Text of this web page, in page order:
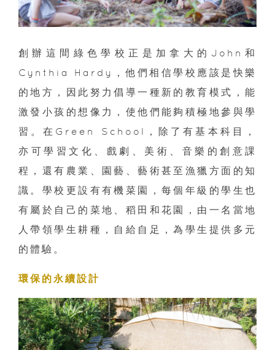
創辦這間綠色學校正是加拿大的John和
Cynthia Hardy，他們相信學校應該是快樂
的地方，因此努力倡導一種新的教育模式，能
激發小孩的想像力，使他們能夠積極地參與學
習。在Green School，除了有基本科目，
亦可學習文化、戲劇、美術、音樂的創意課
程，還有農業、園藝、藝術甚至漁獵方面的知
識。學校更設有有機菜園，每個年級的學生也
有屬於自己的菜地、稻田和花園，由一名當地
人帶領學生耕種，自給自足，為學生提供多元
的體驗。
環保的永續設計